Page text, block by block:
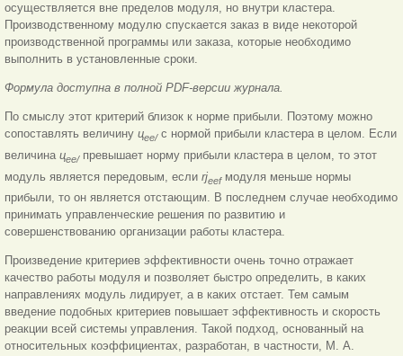
осуществляется вне пределов модуля, но внутри кластера.
Производственному модулю спускается заказ в виде некоторой
производственной программы или заказа, которые необходимо
выполнить в установленные сроки.
Формула доступна в полной PDF-версии журнала.
По смыслу этот критерий близок к норме прибыли. Поэтому можно
сопоставлять величину цее/с нормой прибыли кластера в целом. Если
величина цее/превышает норму прибыли кластера в целом, то этот
модуль является передовым, если rjeefмодуля меньше нормы
прибыли, то он является отстающим. В последнем случае необходимо
принимать управленческие решения по развитию и
совершенствованию организации работы кластера.
Произведение критериев эффективности очень точно отражает
качество работы модуля и позволяет быстро определить, в каких
направлениях модуль лидирует, а в каких отстает. Тем самым
введение подобных критериев повышает эффективность и скорость
реакции всей системы управления. Такой подход, основанный на
относительных коэффициентах, разработан, в частности, М. А.